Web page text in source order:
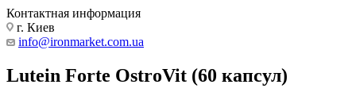
Контактная информация
г. Киев
info@ironmarket.com.ua
Lutein Forte OstroVit (60 капсул)